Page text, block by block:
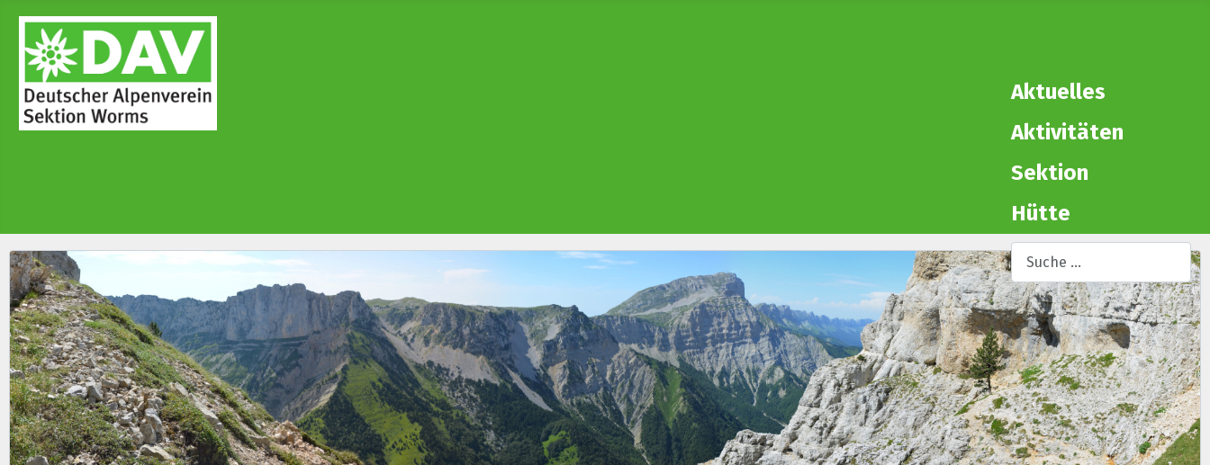
Aktuelles
Aktivitäten
Sektion
Hütte
Suchen